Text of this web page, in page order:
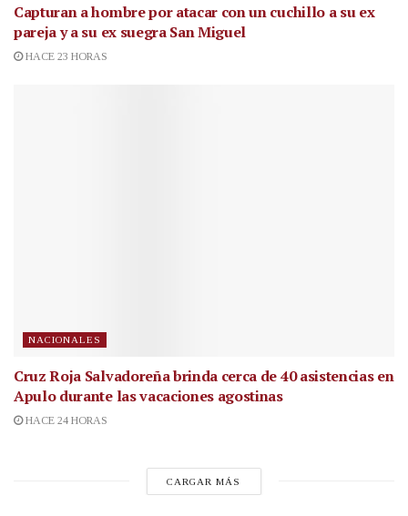
Capturan a hombre por atacar con un cuchillo a su ex
pareja y a su ex suegra San Miguel
HACE 23 HORAS
NACIONALES
Cruz Roja Salvadoreña brinda cerca de 40 asistencias en
Apulo durante las vacaciones agostinas
HACE 24 HORAS
CARGAR MÁS